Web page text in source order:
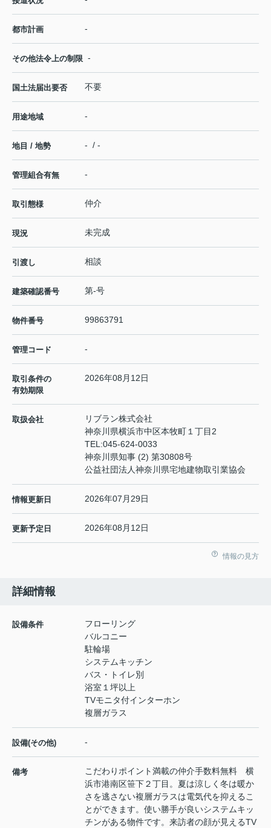
都市計画 -
その他法令上の制限 -
国土法届出要否 不要
用途地域 -
地目 / 地勢 - / -
管理組合有無 -
取引態様 仲介
現況 未完成
引渡し 相談
建築確認番号 第-号
物件番号 99863791
管理コード -
取引条件の
有効期限
2026年08月12日
取扱会社
リブラン株式会社
神奈川県横浜市中区本牧町１丁目2
TEL:045-624-0033
神奈川県知事 (2) 第30808号
公益社団法人神奈川県宅地建物取引業協会
情報更新日 2026年07月29日
更新予定日 2026年08月12日
情報の見方
詳細情報
設備条件
フローリング
バルコニー
駐輪場
システムキッチン
バス・トイレ別
浴室１坪以上
TVモニタ付インターホン
複層ガラス
設備(その他) -
備考
こだわりポイント満載の仲介手数料無料 横
浜市港南区笹下２丁目。夏は涼しく冬は暖か
さを逃さない複層ガラスは電気代を抑えるこ
とができます。使い勝手が良いシステムキッ
チンがある物件です。来訪者の顔が見えるTV